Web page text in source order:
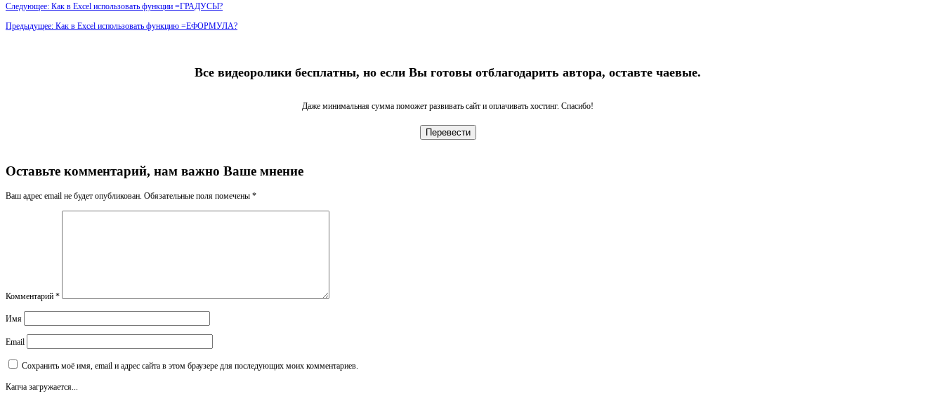
Следующее: Как в Excel использовать функции =ГРАДУСЫ?
Предыдущее: Как в Excel использовать функцию =ЕФОРМУЛА?
Все видеоролики бесплатны, но если Вы готовы отблагодарить автора, оставте чаевые.
Даже минимальная сумма поможет развивать сайт и оплачивать хостинг. Спасибо!
Перевести
Оставьте комментарий, нам важно Ваше мнение
Ваш адрес email не будет опубликован. Обязательные поля помечены *
Комментарий *
Имя
Email
Сохранить моё имя, email и адрес сайта в этом браузере для последующих моих комментариев.
Капча загружается...